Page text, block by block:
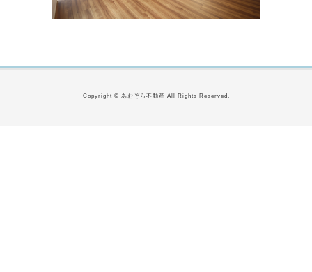
Copyright © あおぞら不動産 All Rights Reserved.